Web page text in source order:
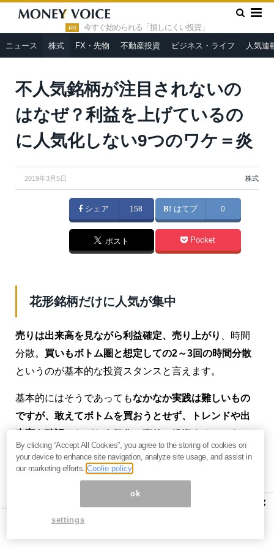
PR 今すぐ始められる「損しにくい投資」
ニュース 株式 FX・先物 不動産投資 ビジネス・ライフ 人気連
HOME » 株式 »
不人気銘柄が注目されないのはなぜ？利益を上
げているのに人気化しない9つのワケ＝炎
不人気銘柄が注目されないの
はなぜ？利益を上げているの
に人気化しない9つのワケ＝炎
2019年3月5日 株式
シェア 158 はてブ 0
ポスト Pocket
花形銘柄だけに人気が集中
売りは出来高を見ながら利益確定、売り上がり
、時間
分散。 買いもボトム圏と想定しての2～3回の時間分散
というのが基本的な投資スタンスと言えます。
基本的にはそうであってもなかなか実践は難しいもの
ですが、敢えてボトムを買おうとせず、トレンドや出
来高を確認しながら人気化の直前で投資することも一
考の余地あり。ほれこんだ銘柄は、なかなか手放すの
が大変ですが売りも基本は時間分散と言えます。
過熱感が出るまで待つスタンスでしょうが、 ×
By clicking “Accept All Cookies”, you agree to the storing of cookies on
your device to enhance site navigation, analyze site usage, and assist in
our marketing efforts.Coolie policy
ok
settings